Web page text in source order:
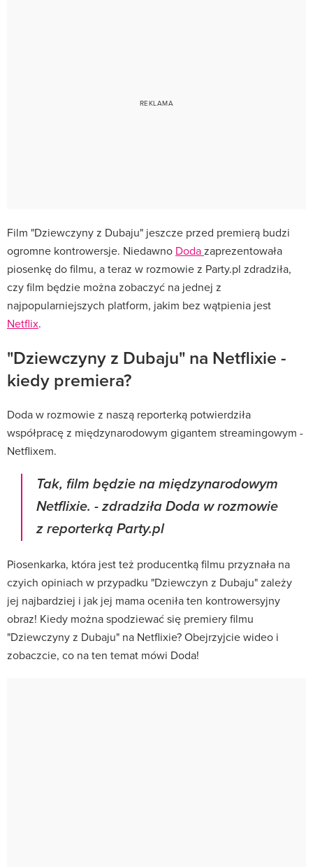
Film "Dziewczyny z Dubaju" jeszcze przed premierą budzi
ogromne kontrowersje. Niedawno Dodazaprezentowała
piosenkę do filmu, a teraz w rozmowie z Party.pl zdradziła,
czy film będzie można zobaczyć na jednej z
najpopularniejszych platform, jakim bez wątpienia jest
Netflix.
"Dziewczyny z Dubaju" na Netflixie -
kiedy premiera?
Doda w rozmowie z naszą reporterką potwierdziła
współpracę z międzynarodowym gigantem streamingowym -
Netflixem.
Tak, film będzie na międzynarodowym
Netflixie. - zdradziła Doda w rozmowie
z reporterką Party.pl
Piosenkarka, która jest też producentką filmu przyznała na
czyich opiniach w przypadku "Dziewczyn z Dubaju" zależy
jej najbardziej i jak jej mama oceniła ten kontrowersyjny
obraz! Kiedy można spodziewać się premiery filmu
"Dziewczyny z Dubaju" na Netflixie? Obejrzyjcie wideo i
zobaczcie, co na ten temat mówi Doda!